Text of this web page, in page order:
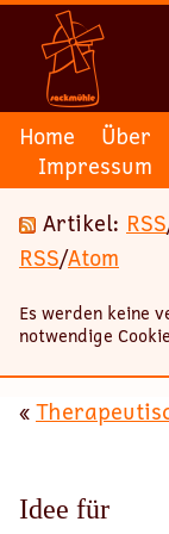
Home Über
Impressum
Artikel: RSS
RSS/Atom
Es werden keine
notwendige
«
Idee für